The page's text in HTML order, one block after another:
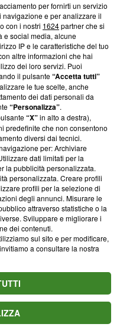
su Blasting
su come ci impegniamo a
la nostra aderenza a
Blasting News non è
ha richiesto di farne
una verifica di
Carlo Frasca, 3 - 6900
per fornirti un servizio
e per analizzare il
con i nostri 1624partner che si
e social media, alcune
IP e le caratteristiche del tuo
altre informazioni che hai
dei loro servizi. Puoi
il pulsante“Accetta tutti”
le tue scelte, anche
dei dati personali da
“Personalizza”.
“X”in alto a destra),
predefinite che non consentono
diversi dai tecnici.
per: Archiviare
dati limitati per la
la pubblicità personalizzata.
personalizzata. Creare profili
profili per la selezione di
degli annunci. Misurare le
attraverso statistiche o la
Sviluppare e migliorare i
dei contenuti.
sul sito e per modificare,
a consultare la nostra